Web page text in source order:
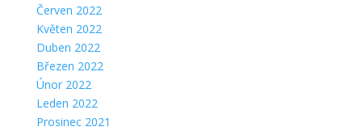
Červen 2022
Květen 2022
Duben 2022
Březen 2022
Únor 2022
Leden 2022
Prosinec 2021